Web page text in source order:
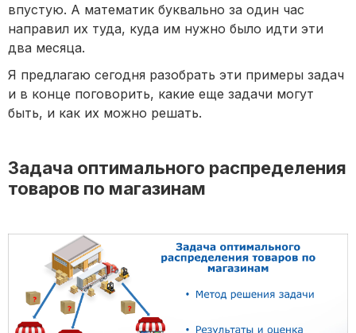
впустую. А математик буквально за один час
направил их туда, куда им нужно было идти эти
два месяца.
Я предлагаю сегодня разобрать эти примеры задач
и в конце поговорить, какие еще задачи могут
быть, и как их можно решать.
Задача оптимального распределения
товаров по магазинам